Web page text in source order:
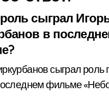
сыграл
в
сыграл роль
фильме